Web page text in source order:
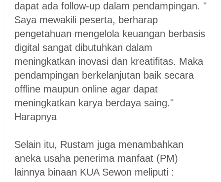
dapat ada follow-up dalam pendampingan. "
Saya mewakili peserta, berharap
pengetahuan mengelola keuangan berbasis
digital sangat dibutuhkan dalam
meningkatkan inovasi dan kreatifitas. Maka
pendampingan berkelanjutan baik secara
offline maupun online agar dapat
meningkatkan karya berdaya saing."
Harapnya
Selain itu, Rustam juga menambahkan
aneka usaha penerima manfaat (PM)
lainnya binaan KUA Sewon meliputi :